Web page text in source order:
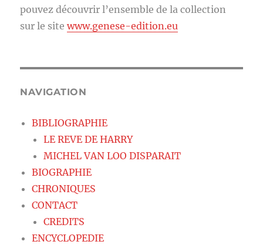
pouvez découvrir l’ensemble de la collection
sur le sitewww.genese-edition.eu
NAVIGATION
BIBLIOGRAPHIE
LE REVE DE HARRY
MICHEL VAN LOO DISPARAIT
BIOGRAPHIE
CHRONIQUES
CONTACT
CREDITS
ENCYCLOPEDIE